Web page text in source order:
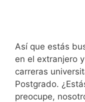
Así que estás
en el extranjero
carreras
Postgrado.
preocupe,